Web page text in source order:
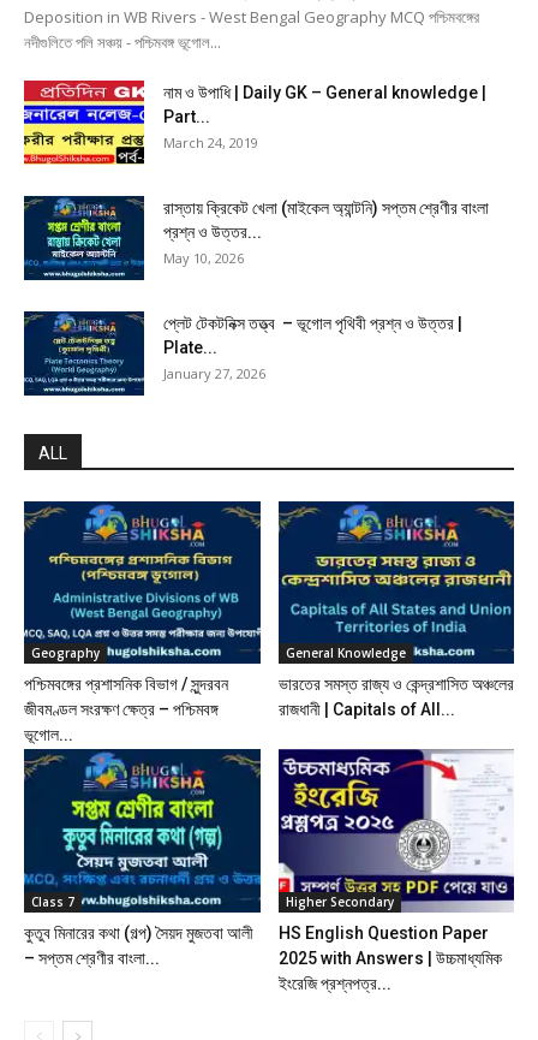
Deposition in WB Rivers - West Bengal Geography MCQ পশ্চিমবঙ্গের
নদীগুলিতে পলি সঞ্চয় - পশ্চিমবঙ্গ ভূগোল...
নাম ও উপাধি | Daily GK – General knowledge |
Part...
March 24, 2019
রাস্তায় ক্রিকেট খেলা (মাইকেল অ্যান্টনি) সপ্তম শ্রেণীর বাংলা
প্রশ্ন ও উত্তর...
May 10, 2026
প্লেট টেকটনিক্স তত্ত্ব – ভূগোল পৃথিবী প্রশ্ন ও উত্তর |
Plate...
January 27, 2026
ALL
Geography
পশ্চিমবঙ্গের প্রশাসনিক বিভাগ / সুন্দরবন
জীবমণ্ডল সংরক্ষণ ক্ষেত্র – পশ্চিমবঙ্গ
ভূগোল...
General Knowledge
ভারতের সমস্ত রাজ্য ও কেন্দ্রশাসিত অঞ্চলের
রাজধানী | Capitals of All...
Class 7
কুতুব মিনারের কথা (গল্প) সৈয়দ মুজতবা আলী
– সপ্তম শ্রেণীর বাংলা...
Higher Secondary
HS English Question Paper
2025 with Answers | উচ্চমাধ্যমিক
ইংরেজি প্রশ্নপত্র...